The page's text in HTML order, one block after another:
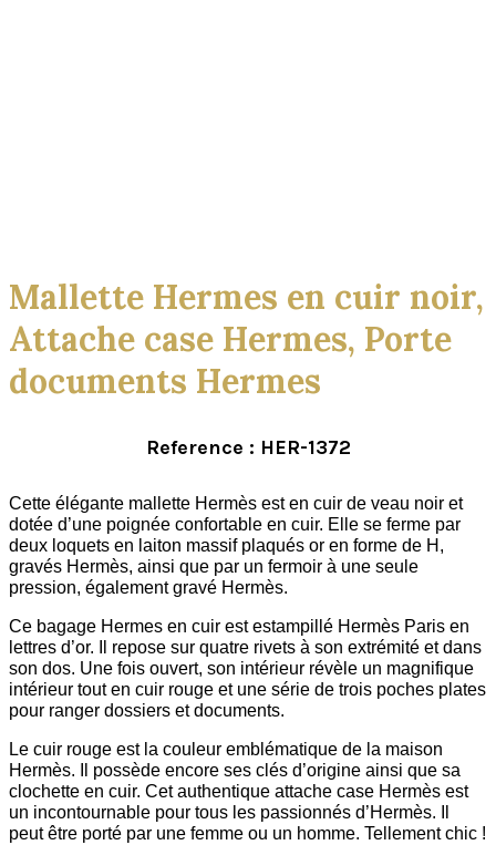
Mallette Hermes en cuir noir,
Attache case Hermes, Porte
documents Hermes
Reference : HER-1372
Cette élégante mallette Hermès est en cuir de veau noir et
dotée d’une poignée confortable en cuir. Elle se ferme par
deux loquets en laiton massif plaqués or en forme de H,
gravés Hermès, ainsi que par un fermoir à une seule
pression, également gravé Hermès.
Ce bagage Hermes en cuir est estampillé Hermès Paris en
lettres d’or. Il repose sur quatre rivets à son extrémité et dans
son dos. Une fois ouvert, son intérieur révèle un magnifique
intérieur tout en cuir rouge et une série de trois poches plates
pour ranger dossiers et documents.
Le cuir rouge est la couleur emblématique de la maison
Hermès. Il possède encore ses clés d’origine ainsi que sa
clochette en cuir. Cet authentique attache case Hermès est
un incontournable pour tous les passionnés d’Hermès. Il
peut être porté par une femme ou un homme. Tellement chic !